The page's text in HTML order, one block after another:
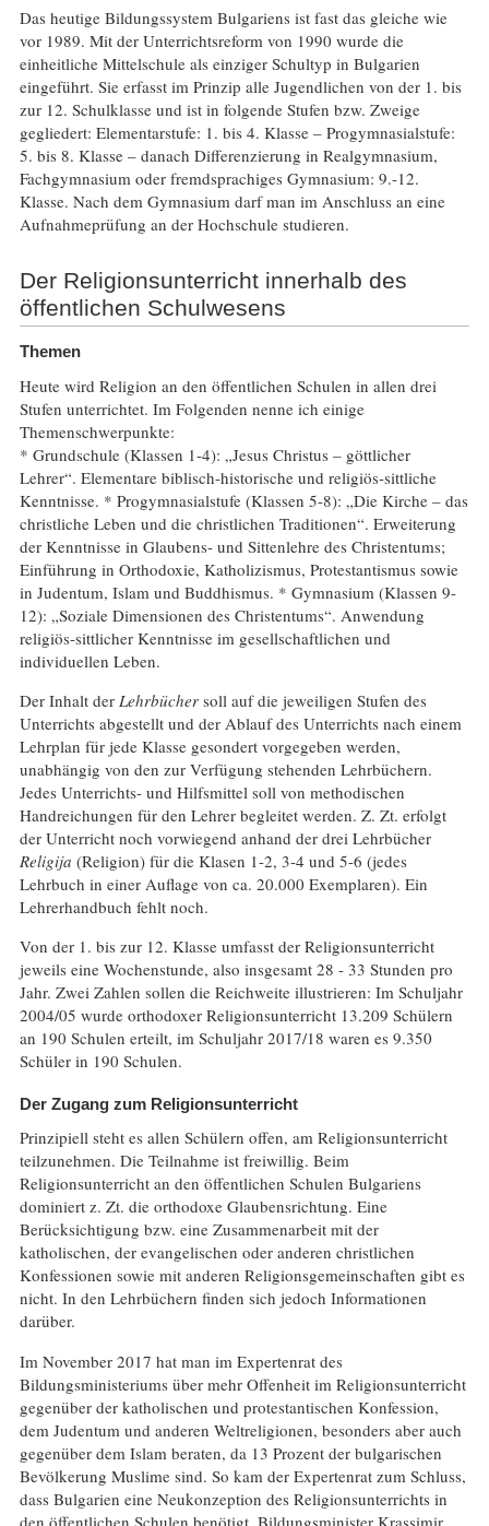
Das heutige Bildungssystem Bulgariens ist fast das gleiche wie
vor 1989. Mit der Unterrichtsreform von 1990 wurde die
einheitliche Mittelschule als einziger Schultyp in Bulgarien
eingeführt. Sie erfasst im Prinzip alle Jugendlichen von der 1. bis
zur 12. Schulklasse und ist in folgende Stufen bzw. Zweige
gegliedert: Elementarstufe: 1. bis 4. Klasse – Progymnasialstufe:
5. bis 8. Klasse – danach Differenzierung in Realgymnasium,
Fachgymnasium oder fremdsprachiges Gymnasium: 9.-12.
Klasse. Nach dem Gymnasium darf man im Anschluss an eine
Aufnahmeprüfung an der Hochschule studieren.
Der Religionsunterricht innerhalb des
öffentlichen Schulwesens
Themen
Heute wird Religion an den öffentlichen Schulen in allen drei
Stufen unterrichtet. Im Folgenden nenne ich einige
Themenschwerpunkte:
* Grundschule (Klassen 1-4): „Jesus Christus – göttlicher
Lehrer“. Elementare biblisch-historische und religiös-sittliche
Kenntnisse. * Progymnasialstufe (Klassen 5-8): „Die Kirche – das
christliche Leben und die christlichen Traditionen“. Erweiterung
der Kenntnisse in Glaubens- und Sittenlehre des Christentums;
Einführung in Orthodoxie, Katholizismus, Protestantismus sowie
in Judentum, Islam und Buddhismus. * Gymnasium (Klassen 9-
12): „Soziale Dimensionen des Christentums“. Anwendung
religiös-sittlicher Kenntnisse im gesellschaftlichen und
individuellen Leben.
Der Inhalt der Lehrbüchersoll auf die jeweiligen Stufen des
Unterrichts abgestellt und der Ablauf des Unterrichts nach einem
Lehrplan für jede Klasse gesondert vorgegeben werden,
unabhängig von den zur Verfügung stehenden Lehrbüchern.
Jedes Unterrichts- und Hilfsmittel soll von methodischen
Handreichungen für den Lehrer begleitet werden. Z. Zt. erfolgt
der Unterricht noch vorwiegend anhand der drei Lehrbücher
Religija (Religion) für die Klasen 1-2, 3-4 und 5-6 (jedes
Lehrbuch in einer Auflage von ca. 20.000 Exemplaren). Ein
Lehrerhandbuch fehlt noch.
Von der 1. bis zur 12. Klasse umfasst der Religionsunterricht
jeweils eine Wochenstunde, also insgesamt 28 - 33 Stunden pro
Jahr. Zwei Zahlen sollen die Reichweite illustrieren: Im Schuljahr
2004/05 wurde orthodoxer Religionsunterricht 13.209 Schülern
an 190 Schulen erteilt, im Schuljahr 2017/18 waren es 9.350
Schüler in 190 Schulen.
Der Zugang zum Religionsunterricht
Prinzipiell steht es allen Schülern offen, am Religionsunterricht
teilzunehmen. Die Teilnahme ist freiwillig. Beim
Religionsunterricht an den öffentlichen Schulen Bulgariens
dominiert z. Zt. die orthodoxe Glaubensrichtung. Eine
Berücksichtigung bzw. eine Zusammenarbeit mit der
katholischen, der evangelischen oder anderen christlichen
Konfessionen sowie mit anderen Religionsgemeinschaften gibt es
nicht. In den Lehrbüchern finden sich jedoch Informationen
darüber.
Im November 2017 hat man im Expertenrat des
Bildungsministeriums über mehr Offenheit im Religionsunterricht
gegenüber der katholischen und protestantischen Konfession,
dem Judentum und anderen Weltreligionen, besonders aber auch
gegenüber dem Islam beraten, da 13 Prozent der bulgarischen
Bevölkerung Muslime sind. So kam der Expertenrat zum Schluss,
dass Bulgarien eine Neukonzeption des Religionsunterrichts in
den öffentlichen Schulen benötigt. Bildungsminister Krassimir